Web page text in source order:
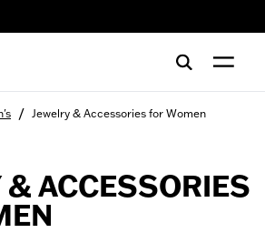
/ Jewelry & Accessories for Women
& ACCESSORIES